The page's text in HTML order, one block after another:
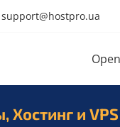
support@hostpro.ua
Хостинг и VPS